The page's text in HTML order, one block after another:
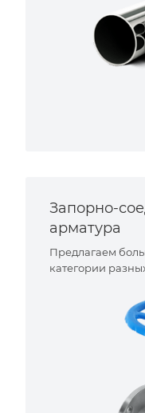
Запорно-
арматура
Предлагаем
категории